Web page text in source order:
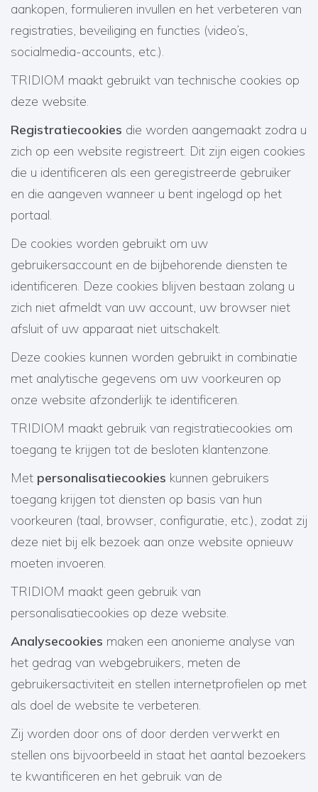
aankopen, formulieren invullen en het verbeteren van
registraties, beveiliging en functies (video’s,
socialmedia-accounts, etc.).
TRIDIOM maakt gebruikt van technische cookies op
deze website.
Registratiecookies die worden aangemaakt zodra u
zich op een website registreert. Dit zijn eigen cookies
die u identificeren als een geregistreerde gebruiker
en die aangeven wanneer u bent ingelogd op het
portaal.
De cookies worden gebruikt om uw
gebruikersaccount en de bijbehorende diensten te
identificeren. Deze cookies blijven bestaan zolang u
zich niet afmeldt van uw account, uw browser niet
afsluit of uw apparaat niet uitschakelt.
Deze cookies kunnen worden gebruikt in combinatie
met analytische gegevens om uw voorkeuren op
onze website afzonderlijk te identificeren.
TRIDIOM maakt gebruik van registratiecookies om
toegang te krijgen tot de besloten klantenzone.
Met personalisatiecookies kunnen gebruikers
toegang krijgen tot diensten op basis van hun
voorkeuren (taal, browser, configuratie, etc.), zodat zij
deze niet bij elk bezoek aan onze website opnieuw
moeten invoeren.
TRIDIOM maakt geen gebruik van
personalisatiecookies op deze website.
Analysecookies maken een anonieme analyse van
het gedrag van webgebruikers, meten de
gebruikersactiviteit en stellen internetprofielen op met
als doel de website te verbeteren.
Zij worden door ons of door derden verwerkt en
stellen ons bijvoorbeeld in staat het aantal bezoekers
te kwantificeren en het gebruik van de